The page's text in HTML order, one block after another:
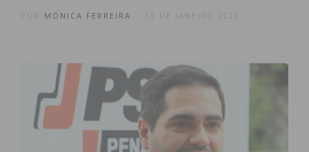
MÓNICA FERREIRA 10 DE JANEIRO 2020